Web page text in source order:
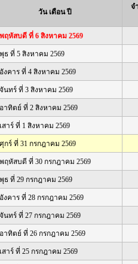
วัน เดือน ปี
จ
ฤหัสบดี ที่ 6 สิงหาคม 2569
ธ ที่ 5 สิงหาคม 2569
งคาร ที่ 4 สิงหาคม 2569
นทร์ ที่ 3 สิงหาคม 2569
าทิตย์ ที่ 2 สิงหาคม 2569
สาร์ ที่ 1 สิงหาคม 2569
กร์ ที่ 31 กรกฎาคม 2569
ฤหัสบดี ที่ 30 กรกฎาคม 2569
ธ ที่ 29 กรกฎาคม 2569
งคาร ที่ 28 กรกฎาคม 2569
นทร์ ที่ 27 กรกฎาคม 2569
าทิตย์ ที่ 26 กรกฎาคม 2569
สาร์ ที่ 25 กรกฎาคม 2569